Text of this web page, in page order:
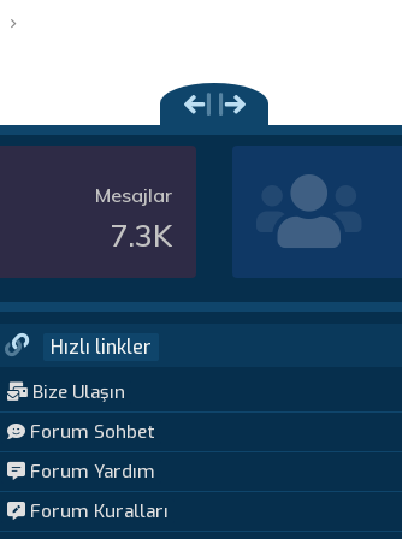
Mesajlar
7.3K
Hızlı linkler
Bize Ulaşın
Forum Sohbet
Forum Yardım
Forum Kuralları